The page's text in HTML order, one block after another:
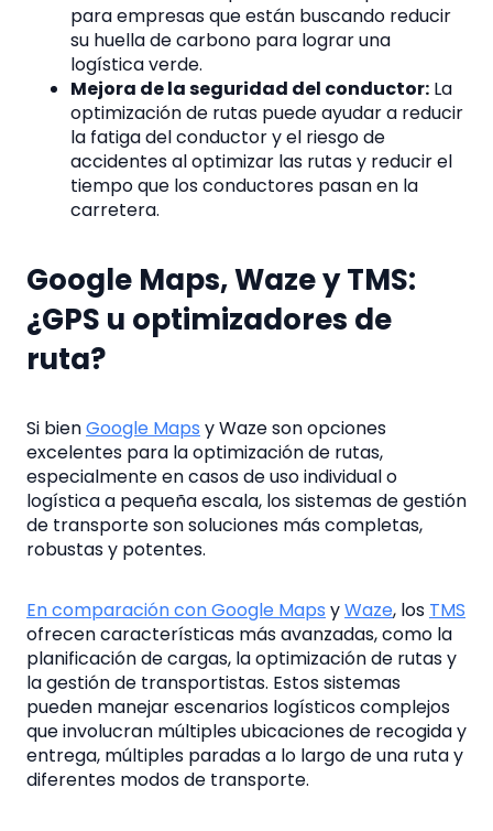
para empresas que están buscando reducir
su huella de carbono para lograr una
logística verde.
Mejora de la seguridad del conductor: La
optimización de rutas puede ayudar a reducir
la fatiga del conductor y el riesgo de
accidentes al optimizar las rutas y reducir el
tiempo que los conductores pasan en la
carretera.
Google Maps, Waze y TMS:
¿GPS u optimizadores de
ruta?
Si bienGoogle Maps y Waze son opciones
excelentes para la optimización de rutas,
especialmente en casos de uso individual o
logística a pequeña escala, los sistemas de gestión
de transporte son soluciones más completas,
robustas y potentes.
En comparación con Google Maps yWaze, los TMS
ofrecen características más avanzadas, como la
planificación de cargas, la optimización de rutas y
la gestión de transportistas. Estos sistemas
pueden manejar escenarios logísticos complejos
que involucran múltiples ubicaciones de recogida y
entrega, múltiples paradas a lo largo de una ruta y
diferentes modos de transporte.